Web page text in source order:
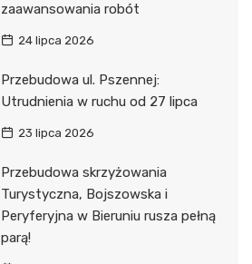
zaawansowania robót
24 lipca 2026
Przebudowa ul. Pszennej:
Utrudnienia w ruchu od 27 lipca
23 lipca 2026
Przebudowa skrzyżowania
Turystyczna, Bojszowska i
Peryferyjna w Bieruniu rusza pełną
parą!